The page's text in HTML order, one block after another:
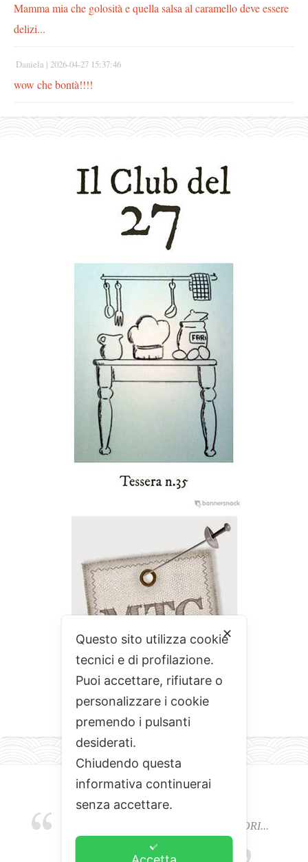
Mamma mia che golosità e quella salsa al caramello deve essere
delizi...
Daniela | 2026-04-27 15:37:46
wow che bontà!!!!
EMOZIONI, COLORI, ODORI E SAPORI...
L'ALCHIMIA DEL BUON CIBO
✕
Questo sito utilizza cookie
tecnici e di profilazione.
Puoi accettare, rifiutare o
personalizzare i cookie
premendo i pulsanti
desiderati.
Chiudendo questa
informativa continuerai
senza accettare.